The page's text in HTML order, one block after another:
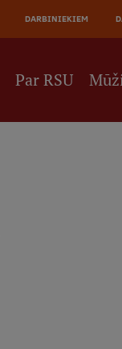
DARBINIEKIEM
Par RSU